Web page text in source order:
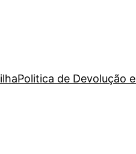
Politica de Devolução